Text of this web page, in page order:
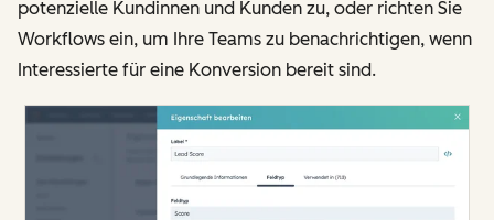
potenzielle Kundinnen und Kunden zu, oder richten Sie
Workflows ein, um Ihre Teams zu benachrichtigen, wenn
Interessierte für eine Konversion bereit sind.